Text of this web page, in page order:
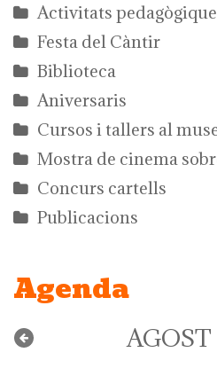
Activitats
Festa del Càntir
Biblioteca
Aniversaris
Cursos i tallers al
Mostra de cinema
Concurs cartells
Publicacions
Agenda